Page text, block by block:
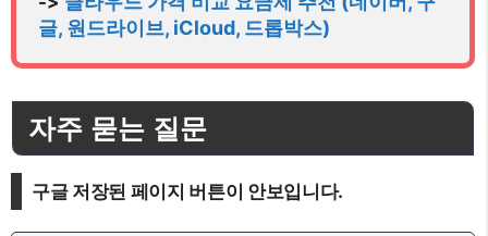
글, 원드라이브, iCloud, 드롭박스)
자주 묻는 질문
구글 저장된 페이지 버튼이 안보입니다.